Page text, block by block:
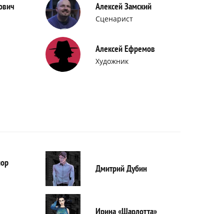
Алексей Замский
Сценарист
Алексей Ефремов
Художник
Дмитрий Дубин
Ирина «Шарлотта»